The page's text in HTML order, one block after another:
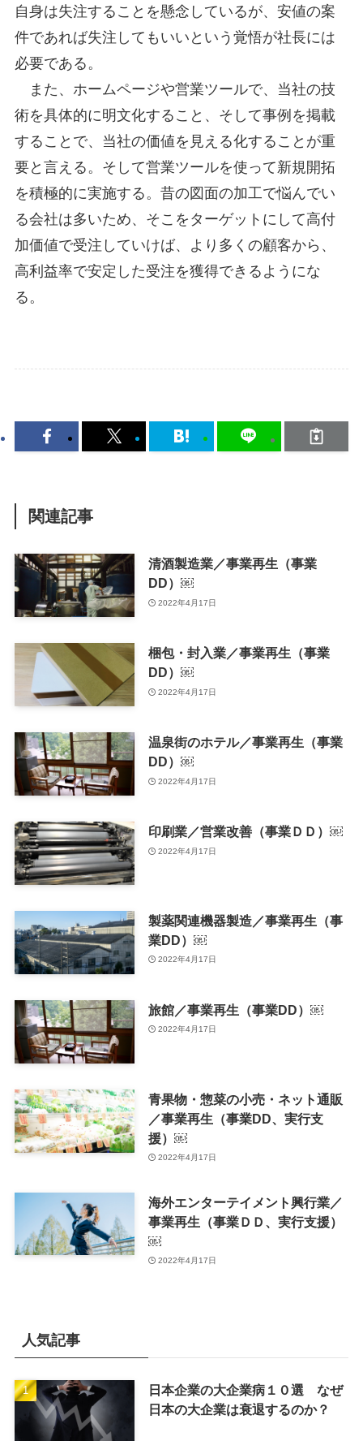
自身は失注することを懸念しているが、安値の案
件であれば失注してもいいという覚悟が社長には
必要である。
また、ホームページや営業ツールで、当社の技
術を具体的に明文化すること、そして事例を掲載
することで、当社の価値を見える化することが重
要と言える。そして営業ツールを使って新規開拓
を積極的に実施する。昔の図面の加工で悩んでい
る会社は多いため、そこをターゲットにして高付
加価値で受注していけば、より多くの顧客から、
高利益率で安定した受注を獲得できるようにな
る。
関連記事
清酒製造業／事業再生（事業
DD）￼
2022年4月17日
梱包・封入業／事業再生（事業
DD）￼
2022年4月17日
温泉街のホテル／事業再生（事業
DD）￼
2022年4月17日
印刷業／営業改善（事業ＤＤ）￼
2022年4月17日
製薬関連機器製造／事業再生（事
業DD）￼
2022年4月17日
旅館／事業再生（事業DD）￼
2022年4月17日
青果物・惣菜の小売・ネット通販
／事業再生（事業DD、実行支
援）￼
2022年4月17日
海外エンターテイメント興行業／
事業再生（事業ＤＤ、実行支援）
￼
2022年4月17日
人気記事
日本企業の大企業病１０選 なぜ
日本の大企業は衰退するのか？